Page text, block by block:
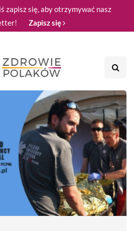
zapisz się, aby otrzymywać nasz
Zapisz się